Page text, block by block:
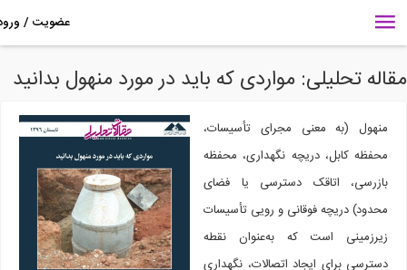
تحلیلی:‌ مواردی که باید در مورد منهول بدانید
منهول (به معنی مجرای تأسیسات،
محفظه کابل، دریچه نگهداری، محفظه
بازرسی، اتاقک دسترسی یا فضای
محدود) دریچه فوقانی و رویی تأسیسات
زیرزمینی است که به‌عنوان نقطه
دسترسی برای ایجاد اتصالات، نگهداری